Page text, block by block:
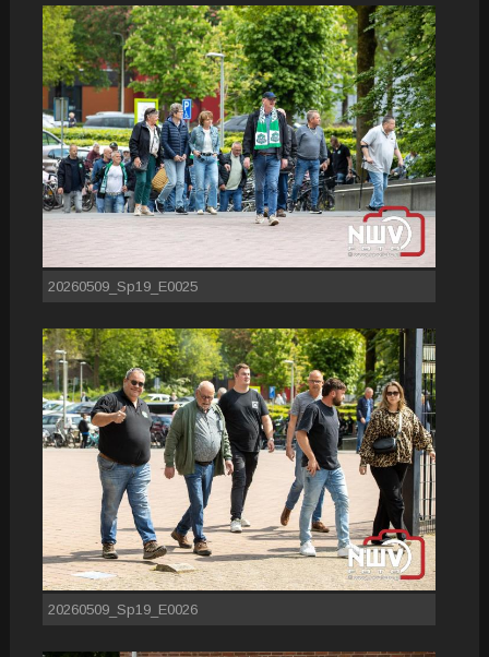
20260509_Sp19_E0025
20260509_Sp19_E0026